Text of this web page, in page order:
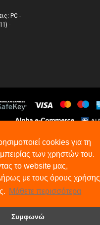
cookies για τη
των χρηστών του.
το website μας,
με τους όρους χρήσης
Μάθετε περισσότερα
Συμφωνώ
PC -
-
©2026All Rights Reserved.